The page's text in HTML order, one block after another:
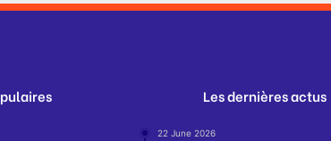
Les dernières actus
22 June 2026